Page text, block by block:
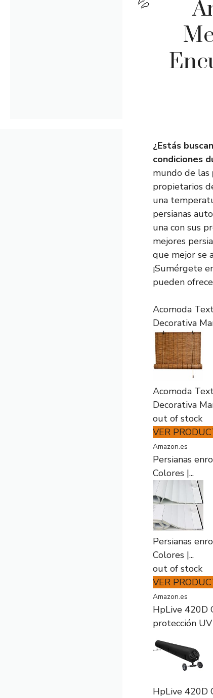
¿Estás
condiciones
mundo de las
propietarios
una
persianas
una con sus
mejores
que mejor se
¡Sumérgete
pueden
Acomoda
Decorativa
Acomoda
Decorativa
out of stock
VER
Amazon.es
Persianas
Colores |...
Persianas
Colores |...
out of stock
VER
Amazon.es
HpLive 420D
protección UV
HpLive 420D